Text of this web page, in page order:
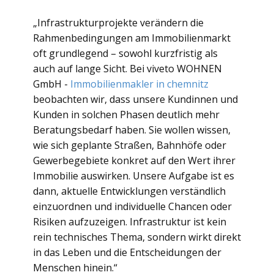
„Infrastrukturprojekte verändern die
Rahmenbedingungen am Immobilienmarkt
oft grundlegend – sowohl kurzfristig als
auch auf lange Sicht. Bei viveto WOHNEN
GmbH - Immobilienmakler in chemnitz
beobachten wir, dass unsere Kundinnen und
Kunden in solchen Phasen deutlich mehr
Beratungsbedarf haben. Sie wollen wissen,
wie sich geplante Straßen, Bahnhöfe oder
Gewerbegebiete konkret auf den Wert ihrer
Immobilie auswirken. Unsere Aufgabe ist es
dann, aktuelle Entwicklungen verständlich
einzuordnen und individuelle Chancen oder
Risiken aufzuzeigen. Infrastruktur ist kein
rein technisches Thema, sondern wirkt direkt
in das Leben und die Entscheidungen der
Menschen hinein.“